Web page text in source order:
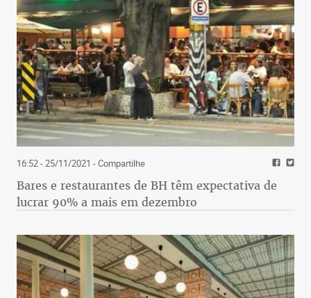
16:52 - 25/11/2021 - Compartilhe
Bares e restaurantes de BH têm expectativa de
lucrar 90% a mais em dezembro